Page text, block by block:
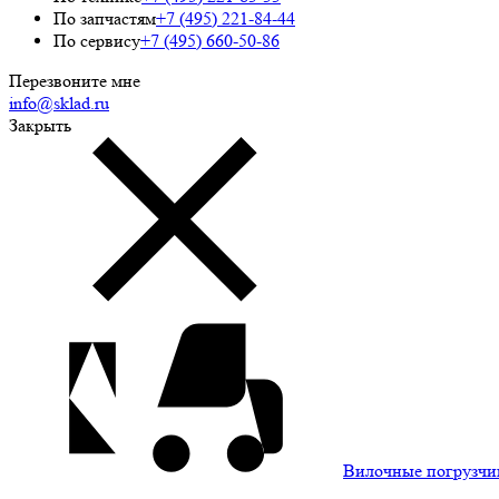
По запчастям+7 (495) 221-84-44
По сервису+7 (495) 660-50-86
Перезвоните мне
info@sklad.ru
Закрыть
Вилочные